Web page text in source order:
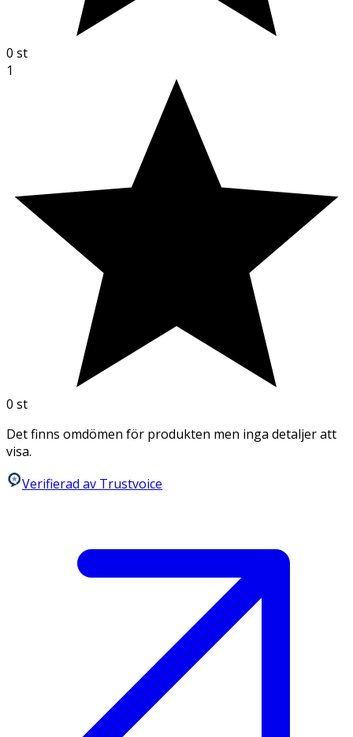
0 st
1
0 st
Det finns omdömen för produkten men inga detaljer att
visa.
Verifierad av Trustvoice